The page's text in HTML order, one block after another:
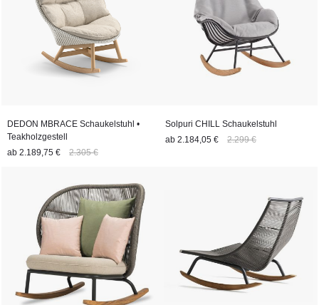
DEDON MBRACE Schaukelstuhl •
Teakholzgestell
ab 2.189,75 € 2.305 €
Solpuri CHILL Schaukelstuhl
ab 2.184,05 € 2.299 €